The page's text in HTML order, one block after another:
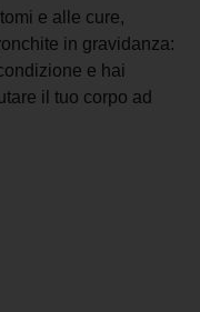
e alle cure,
in gravidanza:
e hai
il tuo corpo ad